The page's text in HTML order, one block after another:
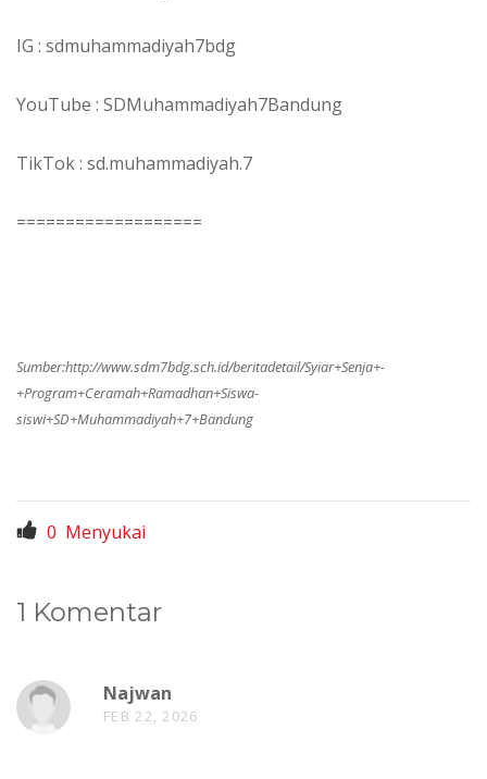
IG : sdmuhammadiyah7bdg
YouTube : SDMuhammadiyah7Bandung
TikTok : sd.muhammadiyah.7
===================
Sumber:http://www.sdm7bdg.sch.id/beritadetail/Syiar+Senja+-
+Program+Ceramah+Ramadhan+Siswa-
siswi+SD+Muhammadiyah+7+Bandung
0 Menyukai
1 Komentar
Najwan
FEB 22, 2026